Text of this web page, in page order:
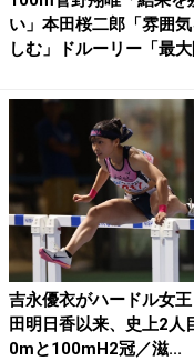
い」本田桜二郎「雰囲
しむ」ドルーリー「最
吉永優衣がハードル女
田明日香以来、史上2人
0mと100mH2冠／滋...